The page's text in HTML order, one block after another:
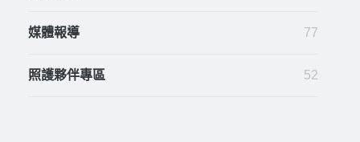
媒體報導 77
照護夥伴專區 52